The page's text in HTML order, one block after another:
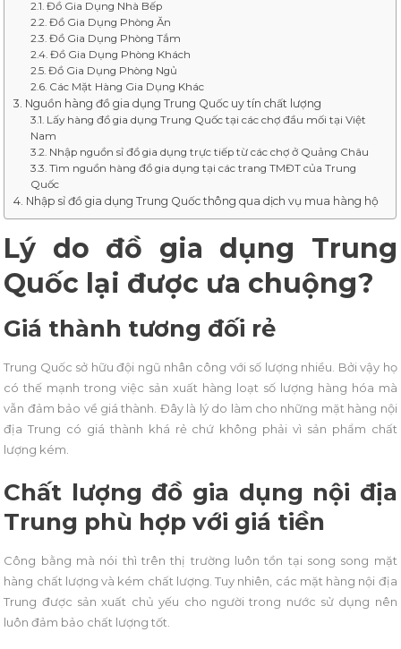
Đồ Gia Dụng Nhà Bếp
Đồ Gia Dụng Phòng Ăn
Đồ Gia Dụng Phòng Tắm
Đồ Gia Dụng Phòng Khách
Đồ Gia Dụng Phòng Ngủ
Các Mặt Hàng Gia Dụng Khác
Nguồn hàng đồ gia dụng Trung Quốc uy tín chất lượng
Lấy hàng đồ gia dụng Trung Quốc tại các chợ đầu mối tại Việt
Nam
Nhập nguồn sỉ đồ gia dụng trực tiếp từ các chợ ở Quảng Châu
Tìm nguồn hàng đồ gia dụng tại các trang TMĐT của Trung
Quốc
Nhập sỉ đồ gia dụng Trung Quốc thông qua dịch vụ mua hàng hộ
Lý do đồ gia dụng Trung
Quốc lại được ưa chuộng?
Giá thành tương đối rẻ
Trung Quốc sở hữu đội ngũ nhân công với số lượng nhiều. Bởi vậy họ
có thế mạnh trong việc sản xuất hàng loạt số lượng hàng hóa mà
vẫn đảm bảo về giá thành. Đây là lý do làm cho những mặt hàng nội
địa Trung có giá thành khá rẻ chứ không phải vì sản phẩm chất
lượng kém.
Chất lượng đồ gia dụng nội địa
Trung phù hợp với giá tiền
Công bằng mà nói thì trên thị trường luôn tồn tại song song mặt
hàng chất lượng và kém chất lượng. Tuy nhiên, các mặt hàng nội địa
Trung được sản xuất chủ yếu cho người trong nước sử dụng nên
luôn đảm bảo chất lượng tốt.